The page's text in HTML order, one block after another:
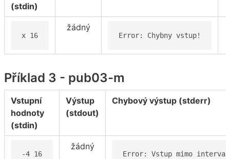
(stdin)
x 16
žádný
Error: Chybny vstup!
Příklad 3 - pub03-m
Vstupní
hodnoty
(stdin)
Výstup
(stdout)
Chybový výstup (stderr)
-4 16
žádný
Error: Vstup mimo